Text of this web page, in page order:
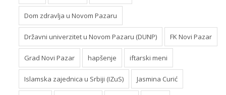
Dom zdravlja u Novom Pazaru
Državni univerzitet u Novom Pazaru (DUNP) FK Novi Pazar
Grad Novi Pazar hapšenje iftarski meni
Islamska zajednica u Srbiji (IZuS) Jasmina Curić